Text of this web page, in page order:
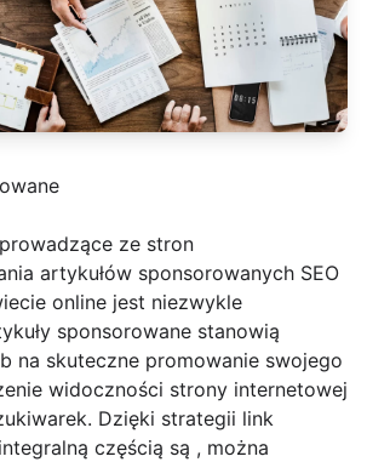
ze stron
artykułów sponsorowanych SEO
online jest niezwykle
sponsorowane stanowią
na skuteczne promowanie swojego
widoczności strony internetowej
Dzięki strategii link
częścią są , można